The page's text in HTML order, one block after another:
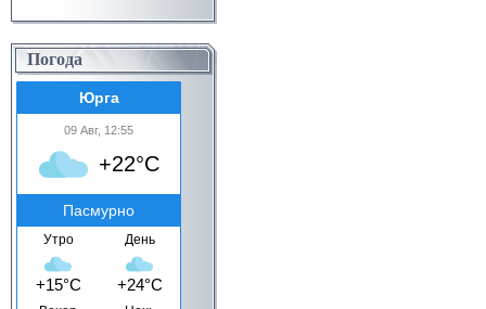
Погода
Юрга
09 Авг, 12:55
+22°C
Пасмурно
Утро
+15°C
День
+24°C